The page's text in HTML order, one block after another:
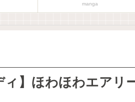
manga
ィ】ほわほわエア